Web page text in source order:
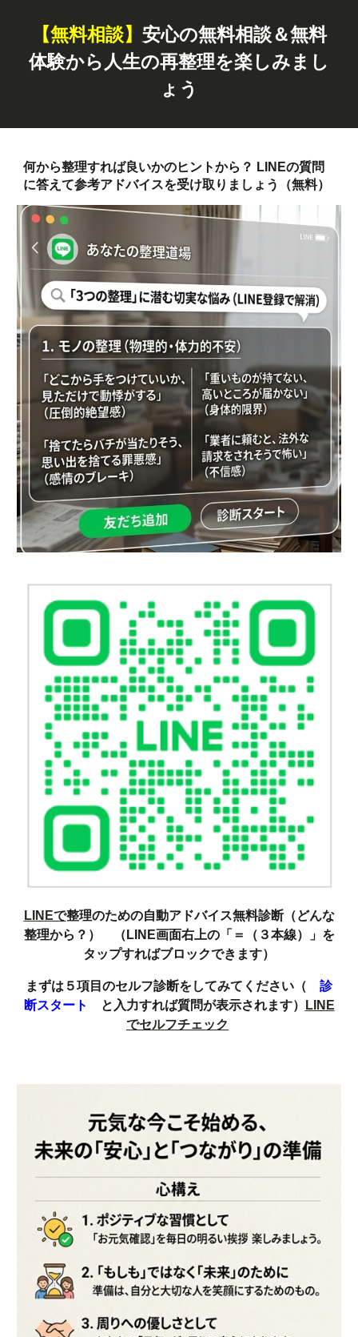
【無料相談】 安心の無料相談＆無料
体験から人生の再整理を楽しみまし
ょう
何から整理すれば良いかのヒントから？ LINEの質問
に答えて参考アドバイスを受け取りましょう（無料）
LINEで整理のための自動アドバイス無料診断（どんな
整理から？） （LINE画面右上の「＝（３本線）」を
タップすればブロックできます）
まずは５項目のセルフ診断をしてみてください（ 診
断スタート
と入力すれば質問が表示されます）
LINE
でセルフチェック